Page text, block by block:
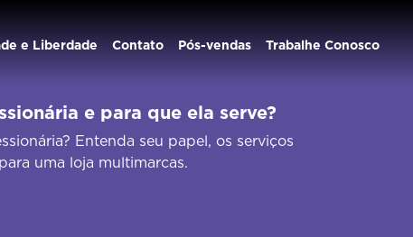
e Liberdade Contato Pós-vendas Trabalhe Conosco
e para que ela serve?
Entenda seu papel, os serviços
uma loja multimarcas.